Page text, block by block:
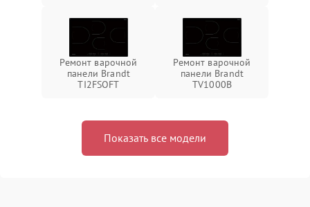
Ремонт варочной
панели Brandt
TI2FSOFT
Ремонт варочной
панели Brandt
TV1000B
Показать все модели